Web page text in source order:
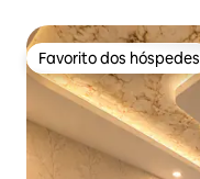
Favorito dos hóspedes
Favorito dos hóspedes